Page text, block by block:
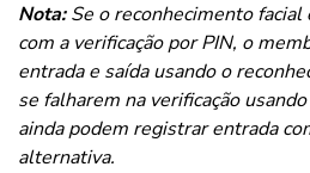
Nota:Se o reconhecimento
com a verificação por PIN, o
entrada e saída usando o
se falharem na verificação
ainda podem registrar entrada
alternativa.